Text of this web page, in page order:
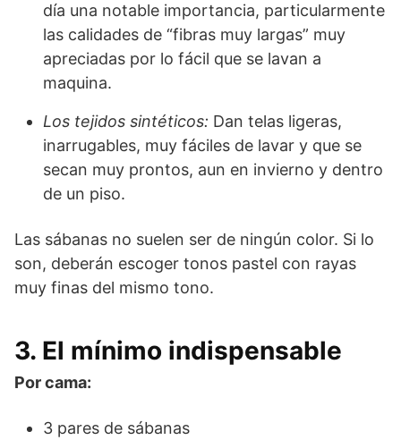
día una notable importancia, particularmente
las calidades de “fibras muy largas” muy
apreciadas por lo fácil que se lavan a
maquina.
Los tejidos sintéticos: Dan telas ligeras,
inarrugables, muy fáciles de lavar y que se
secan muy prontos, aun en invierno y dentro
de un piso.
Las sábanas no suelen ser de ningún color. Si lo
son, deberán escoger tonos pastel con rayas
muy finas del mismo tono.
3. El mínimo indispensable
Por cama:
3 pares de sábanas